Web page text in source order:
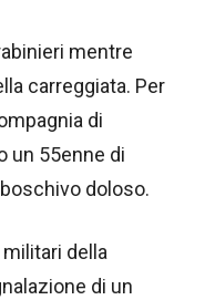
mentre
carreggiata. Per
di
un 55enne di
doloso.
della
di un